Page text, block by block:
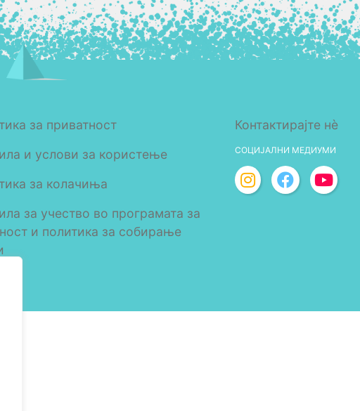
за приватност
и услови за користење
за колачиња
за учество во програмата за
и политика за собирање
Контактирајте нè
СОЦИЈАЛНИ МЕДИУМИ